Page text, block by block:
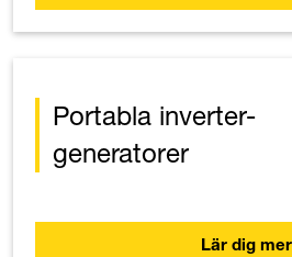
Portabla inverter-
generatorer
Lär dig mer